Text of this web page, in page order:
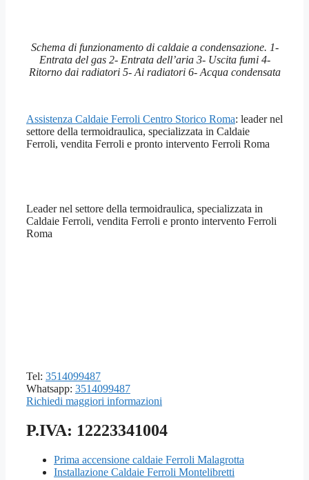
Schema di funzionamento di caldaie a condensazione. 1-
Entrata del gas 2- Entrata dell’aria 3- Uscita fumi 4-
Ritorno dai radiatori 5- Ai radiatori 6- Acqua condensata
Assistenza Caldaie Ferroli Centro Storico Roma: leader nel
settore della termoidraulica, specializzata in Caldaie
Ferroli, vendita Ferroli e pronto intervento Ferroli Roma
Leader nel settore della termoidraulica, specializzata in
Caldaie Ferroli, vendita Ferroli e pronto intervento Ferroli
Roma
Tel: 3514099487
Whatsapp: 3514099487
Richiedi maggiori informazioni
P.IVA: 12223341004
Prima accensione caldaie Ferroli Malagrotta
Installazione Caldaie Ferroli Montelibretti